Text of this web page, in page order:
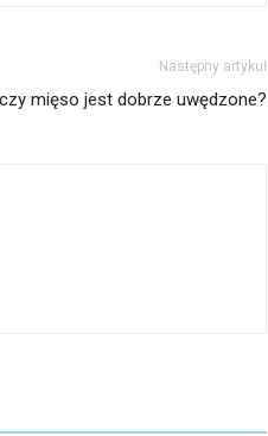
Następny artykuł
mięso jest dobrze uwędzone?